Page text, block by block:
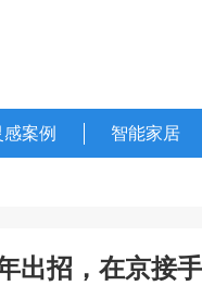
感案例 智能家居
出招，在京接